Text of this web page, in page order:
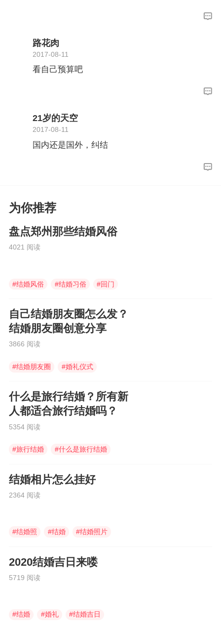
国外怎么样。更重要的是两个人去享受一下二人
国的山河，祖国的文化。
路花肉
2017-08-11
看自己预算吧
21岁的天空
2017-08-11
国内还是国外，纠结
为你推荐
盘点郑州那些结婚风俗
4021 阅读
#结婚风俗 #结婚习俗 #回门
自己结婚朋友圈怎么发？
结婚朋友圈创意分享
3866 阅读
#结婚朋友圈 #婚礼仪式
什么是旅行结婚？所有新
人都适合旅行结婚吗？
5354 阅读
#旅行结婚 #什么是旅行结婚
结婚相片怎么挂好
2364 阅读
#结婚照 #结婚 #结婚照片
2020结婚吉日来喽
5719 阅读
#结婚 #婚礼 #结婚吉日